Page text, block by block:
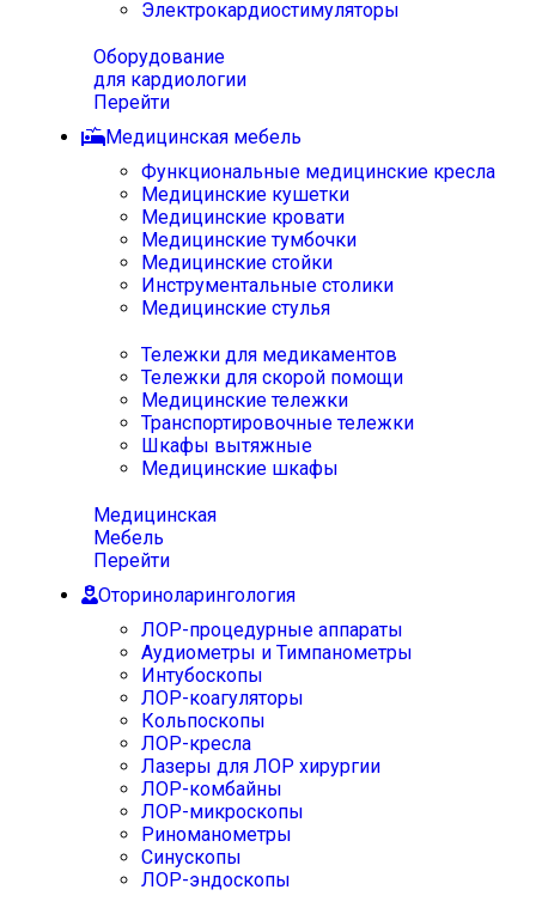
Электрокардиостимуляторы
Оборудование
для кардиологии
Перейти
Медицинская мебель
Функциональные медицинские кресла
Медицинские кушетки
Медицинские кровати
Медицинские тумбочки
Медицинские стойки
Инструментальные столики
Медицинские стулья
Тележки для медикаментов
Тележки для скорой помощи
Медицинские тележки
Транспортировочные тележки
Шкафы вытяжные
Медицинские шкафы
Медицинская
Мебель
Перейти
Оториноларингология
ЛОР-процедурные аппараты
Аудиометры и Тимпанометры
Интубоскопы
ЛОР-коагуляторы
Кольпоскопы
ЛОР-кресла
Лазеры для ЛОР хирургии
ЛОР-комбайны
ЛОР-микроскопы
Риноманометры
Синускопы
ЛОР-эндоскопы